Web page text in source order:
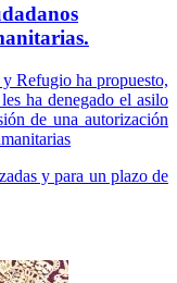
Refugio ha propuesto,
ha denegado el asilo
de una autorización
y para un plazo de